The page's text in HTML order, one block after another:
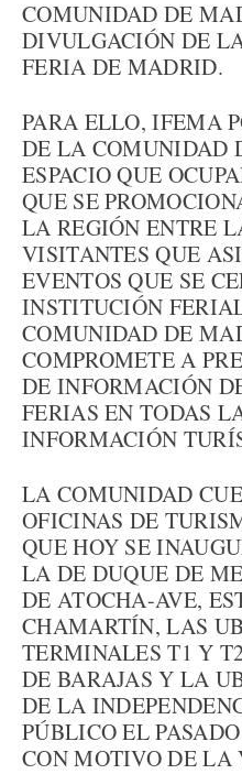
COMUNIDAD DE
DIVULGACIÓN DE
FERIA DE MADRID.
PARA ELLO, IFEMA
DE LA COMUNIDAD
ESPACIO QUE
QUE SE
LA REGIÓN ENTRE
VISITANTES QUE
EVENTOS QUE SE
INSTITUCIÓN
COMUNIDAD DE
COMPROMETE A
DE INFORMACIÓN
FERIAS EN TODAS
INFORMACIÓN
LA COMUNIDAD
OFICINAS DE
QUE HOY SE
LA DE DUQUE DE
DE ATOCHA-AVE,
CHAMARTÍN, LAS
TERMINALES T1 Y
DE BARAJAS Y LA
DE LA
PÚBLICO EL
CON MOTIVO DE LA